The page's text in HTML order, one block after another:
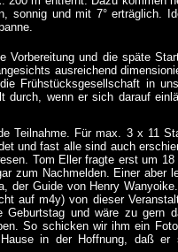
sonnig und mit 7° erträglich.
Vorbereitung und die späte
ausreichend
Frühstücksgesellschaft in
durch, wenn er sich darauf
Teilnahme. Für max. 3 x 11
und fast alle sind auch
Tom Eller fragte erst um 18
zum Nachmelden. Einer aber
der Guide von Henry
auf m4y) von dieser
und wäre zu gern
So schicken wir ihm ein
in der Hoffnung, daß er